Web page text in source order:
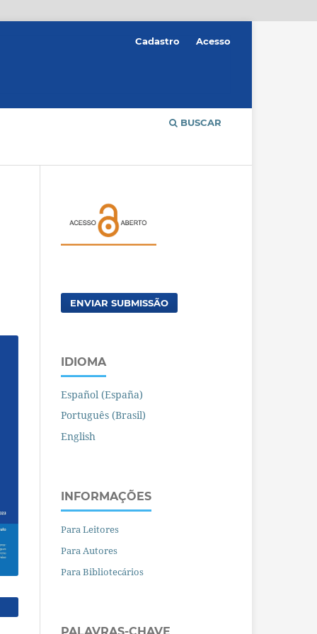
BUSCAR
Cadastro Acesso
ENVIAR SUBMISSÃO
IDIOMA
Español (España)
Português (Brasil)
English
INFORMAÇÕES
Para Leitores
Para Autores
Para Bibliotecários